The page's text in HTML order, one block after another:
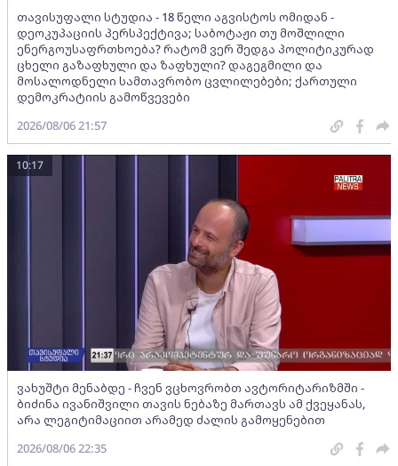
თავისუფალი სტუდია - 18 წელი აგვისტოს ომიდან -
დეოკუპაციის პერსპექტივა; საბოტაჟი თუ მოშლილი
ენერგოუსაფრთხოება? რატომ ვერ შედგა პოლიტიკურად
ცხელი გაზაფხული და ზაფხული? დაგეგმილი და
მოსალოდნელი სამთავრობო ცვლილებები; ქართული
დემოკრატიის გამოწვევები
2026/08/06 21:57
ვახუშტი მენაბდე - ჩვენ ვცხოვრობთ ავტორიტარიზმში -
ბიძინა ივანიშვილი თავის ნებაზე მართავს ამ ქვეყანას,
არა ლეგიტიმაციით არამედ ძალის გამოყენებით
10:17
2026/08/06 22:35